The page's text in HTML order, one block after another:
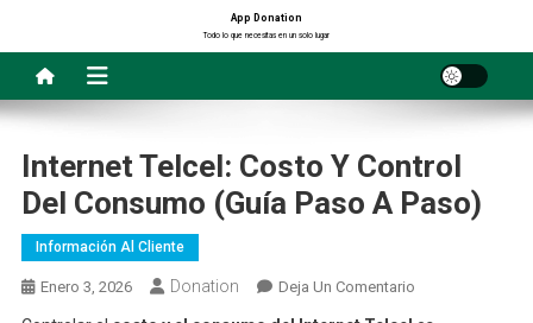
contenido
App Donation
Todo lo que necesitas en un solo lugar
Internet Telcel: Costo Y Control
Del Consumo (Guía Paso A Paso)
Información Al Cliente
Enero 3, 2026 Donation Deja Un ComentarioEn